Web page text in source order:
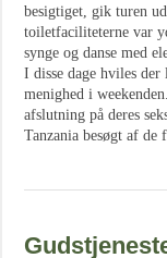
besigtiget, gik turen
toiletfaciliteterne var
synge og danse med
I disse dage hviles
menighed i
afslutning på deres
Tanzania besøgt af de